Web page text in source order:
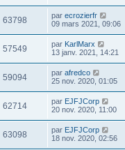
63798 par ecrozierfr
09 mars 2021, 09:06
57549 par KarlMarx
13 janv. 2021, 14:21
59094 par afredco
25 nov. 2020, 01:05
62714 par EJFJCorp
20 nov. 2020, 11:00
63098 par EJFJCorp
18 nov. 2020, 02:56